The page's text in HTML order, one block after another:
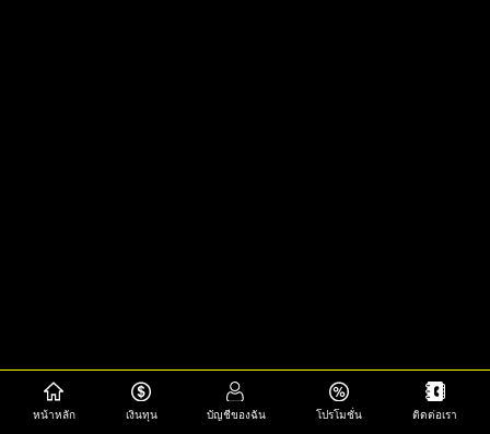
หน้าหลัก เงินทุน บัญชีของฉัน โปรโมชั่น ติดต่อเรา